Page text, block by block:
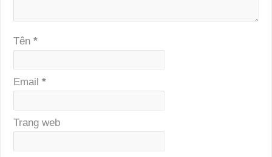
Tên*
Email*
Trang web